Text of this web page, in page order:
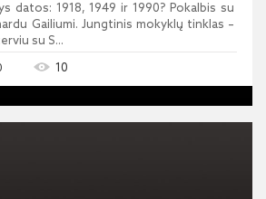
datos: 1918, 1949 ir 1990? Pokalbis su
Gailiumi. Jungtinis mokyklų tinklas –
su S...
10